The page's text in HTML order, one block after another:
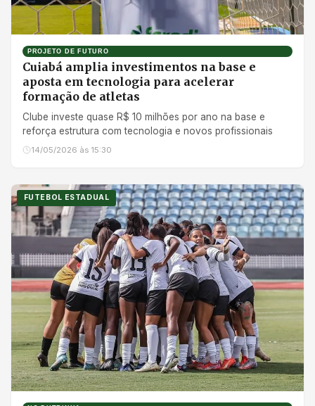
PROJETO DE FUTURO
Cuiabá amplia investimentos na base e
aposta em tecnologia para acelerar
formação de atletas
Clube investe quase R$ 10 milhões por ano na base e
reforça estrutura com tecnologia e novos profissionais
14/05/2026 às 15:30
FUTEBOL ESTADUAL